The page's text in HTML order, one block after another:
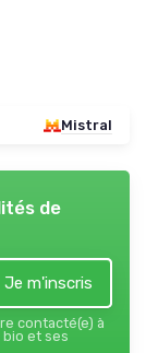
Mistral
de
m'inscris
contacté(e) à
et ses